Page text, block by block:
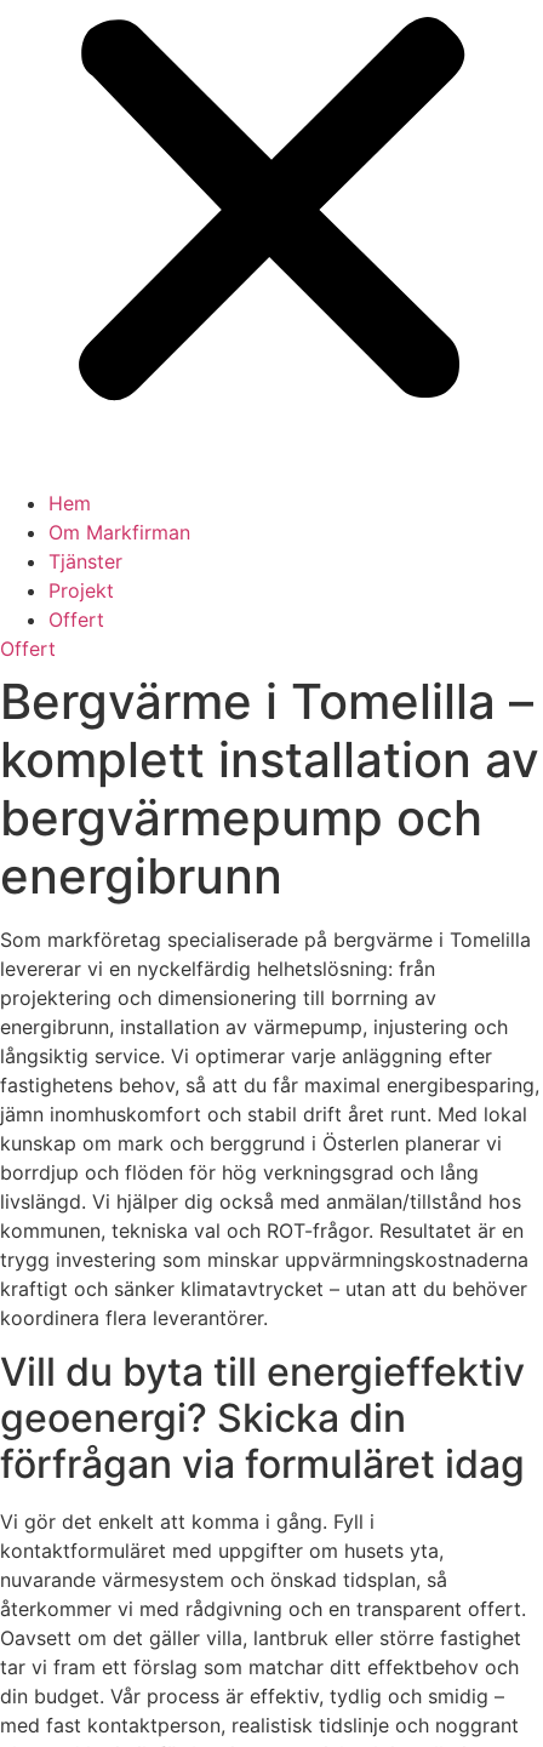
Hem
Om Markfirman
Tjänster
Projekt
Offert
Offert
Bergvärme i Tomelilla –
komplett installation av
bergvärmepump och
energibrunn
Som markföretag specialiserade på bergvärme i Tomelilla
levererar vi en nyckelfärdig helhetslösning: från
projektering och dimensionering till borrning av
energibrunn, installation av värmepump, injustering och
långsiktig service. Vi optimerar varje anläggning efter
fastighetens behov, så att du får maximal energibesparing,
jämn inomhuskomfort och stabil drift året runt. Med lokal
kunskap om mark och berggrund i Österlen planerar vi
borrdjup och flöden för hög verkningsgrad och lång
livslängd. Vi hjälper dig också med anmälan/tillstånd hos
kommunen, tekniska val och ROT-frågor. Resultatet är en
trygg investering som minskar uppvärmningskostnaderna
kraftigt och sänker klimatavtrycket – utan att du behöver
koordinera flera leverantörer.
Vill du byta till energieffektiv
geoenergi? Skicka din
förfrågan via formuläret idag
Vi gör det enkelt att komma i gång. Fyll i
kontaktformuläret med uppgifter om husets yta,
nuvarande värmesystem och önskad tidsplan, så
återkommer vi med rådgivning och en transparent offert.
Oavsett om det gäller villa, lantbruk eller större fastighet
tar vi fram ett förslag som matchar ditt effektbehov och
din budget. Vår process är effektiv, tydlig och smidig –
med fast kontaktperson, realistisk tidslinje och noggrant